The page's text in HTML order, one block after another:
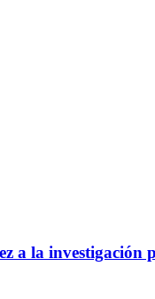
a la investigación